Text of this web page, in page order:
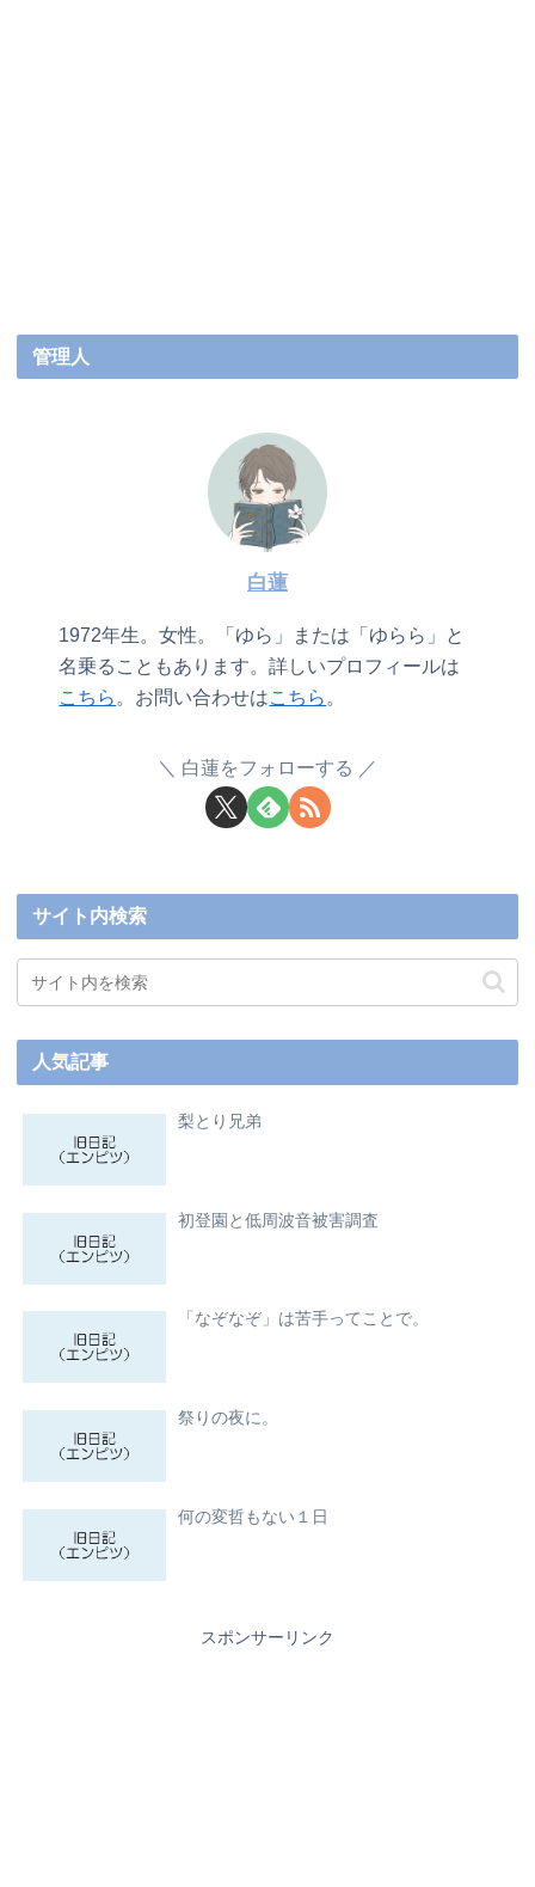
管理人
白蓮
1972年生。女性。「ゆら」または「ゆらら」と
名乗ることもあります。詳しいプロフィールは
こちら。お問い合わせはこちら。
白蓮をフォローする
サイト内検索
人気記事
梨とり兄弟
初登園と低周波音被害調査
「なぞなぞ」は苦手ってことで。
祭りの夜に。
何の変哲もない１日
スポンサーリンク